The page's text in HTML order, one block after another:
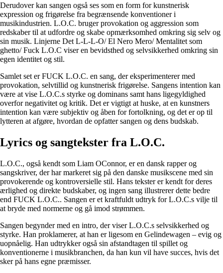
Derudover kan sangen også ses som en form for kunstnerisk
expression og frigørelse fra begrænsende konventioner i
musikindustrien. L.O.C. bruger provokation og aggression som
redskaber til at udfordre og skabe opmærksomhed omkring sig selv og
sin musik. Linjerne Det L-L-L-O/ El Nero Mero/ Mentalitet som
ghetto/ Fuck L.O.C viser en bevidsthed og selvsikkerhed omkring sin
egen identitet og stil.
Samlet set er FUCK L.O.C. en sang, der eksperimenterer med
provokation, selvtillid og kunstnerisk frigørelse. Sangens intention kan
være at vise L.O.C.s styrke og dominans samt hans ligegyldighed
overfor negativitet og kritik. Det er vigtigt at huske, at en kunstners
intention kan være subjektiv og åben for fortolkning, og det er op til
lytteren at afgøre, hvordan de opfatter sangen og dens budskab.
Lyrics og sangtekster fra L.O.C.
L.O.C., også kendt som Liam OConnor, er en dansk rapper og
sangskriver, der har markeret sig på den danske musikscene med sin
provokerende og kontroversielle stil. Hans tekster er kendt for deres
ærlighed og direkte budskaber, og ingen sang illustrerer dette bedre
end FUCK L.O.C.. Sangen er et kraftfuldt udtryk for L.O.C.s vilje til
at bryde med normerne og gå imod strømmen.
Sangen begynder med en intro, der viser L.O.C.s selvsikkerhed og
styrke. Han proklamerer, at han er ligesom en Gelindewagen – evig og
uopnåelig. Han udtrykker også sin afstandtagen til spillet og
konventionerne i musikbranchen, da han kun vil have succes, hvis det
sker på hans egne præmisser.